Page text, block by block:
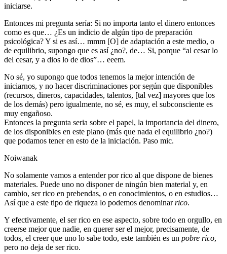
iniciarse.
Entonces mi pregunta sería: Si no importa tanto el dinero entonces
como es que… ¿Es un indicio de algún tipo de preparación
psicológica? Y si es así… mmm [O] de adaptación a este medio, o
de equilibrio, supongo que es así ¿no?, de… Si, porque “al cesar lo
del cesar, y a dios lo de dios”… eeem.
No sé, yo supongo que todos tenemos la mejor intención de
iniciarnos, y no hacer discriminaciones por según que disponibles
(recursos, dineros, capacidades, talentos, [tal vez] mayores que los
de los demás) pero igualmente, no sé, es muy, el subconsciente es
muy engañoso.
Entonces la pregunta seria sobre el papel, la importancia del dinero,
de los disponibles en este plano (más que nada el equilibrio ¿no?)
que podamos tener en esto de la iniciación. Paso mic.
Noiwanak
No solamente vamos a entender por rico al que dispone de bienes
materiales. Puede uno no disponer de ningún bien material y, en
cambio, ser rico en prebendas, o en conocimientos, o en estudios…
Así que a este tipo de riqueza lo podemos denominarrico.
Y efectivamente, el ser rico en ese aspecto, sobre todo en orgullo, en
creerse mejor que nadie, en querer ser el mejor, precisamente, de
todos, el creer que uno lo sabe todo, este también es un pobre rico,
pero no deja de ser rico.